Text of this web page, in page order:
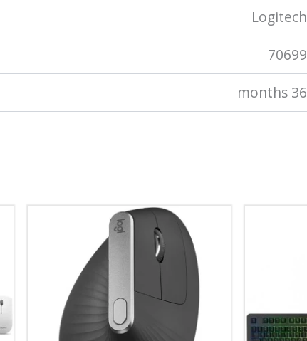
Logitech
70699
36 months